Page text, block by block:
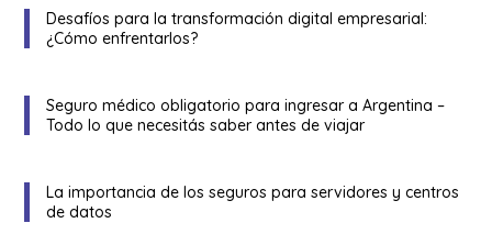
Desafíos para la transformación digital empresarial:
¿Cómo enfrentarlos?
Seguro médico obligatorio para ingresar a Argentina –
Todo lo que necesitás saber antes de viajar
La importancia de los seguros para servidores y centros
de datos